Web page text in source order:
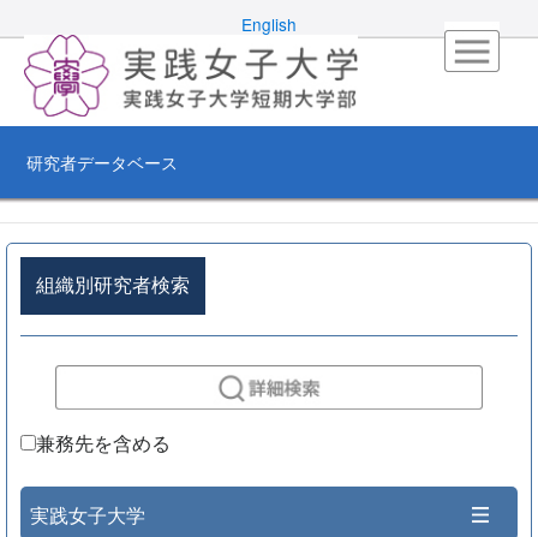
English
研究者データベース
組織別研究者検索
兼務先を含める
実践女子大学